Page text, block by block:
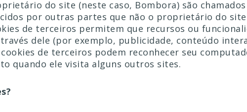
do site (neste caso, Bombora) são
por outras partes que não o proprietário do site
de terceiros permitem que recursos ou
dele (por exemplo, publicidade, conteúdo
de terceiros podem reconhecer seu
quando ele visita alguns outros sites.